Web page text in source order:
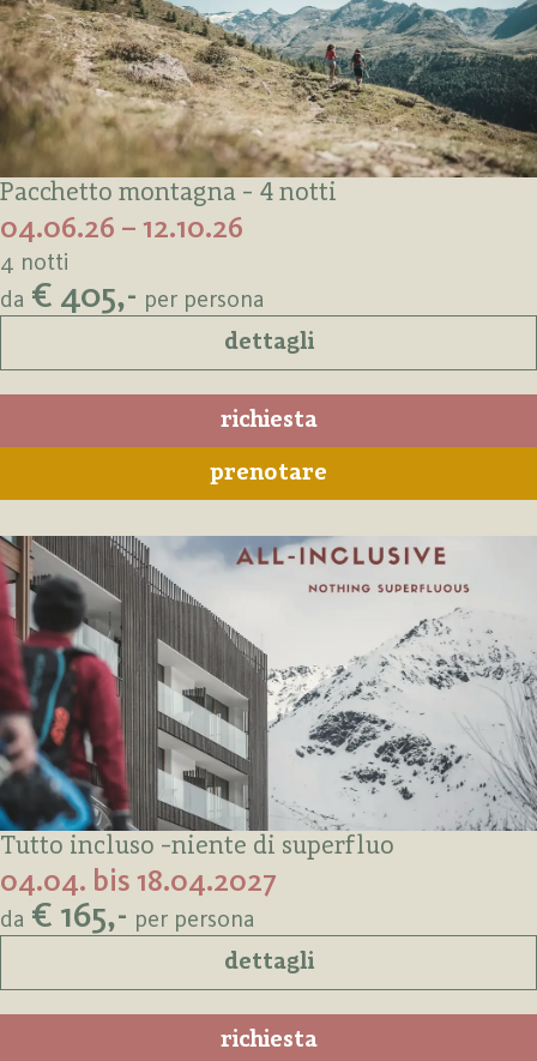
Pacchetto montagna - 4 notti
04.06.26 – 12.10.26
4 notti
da € 405,- per persona
dettagli
richiesta
prenotare
Tutto incluso -niente di superfluo
04.04. bis 18.04.2027
da € 165,- per persona
dettagli
richiesta